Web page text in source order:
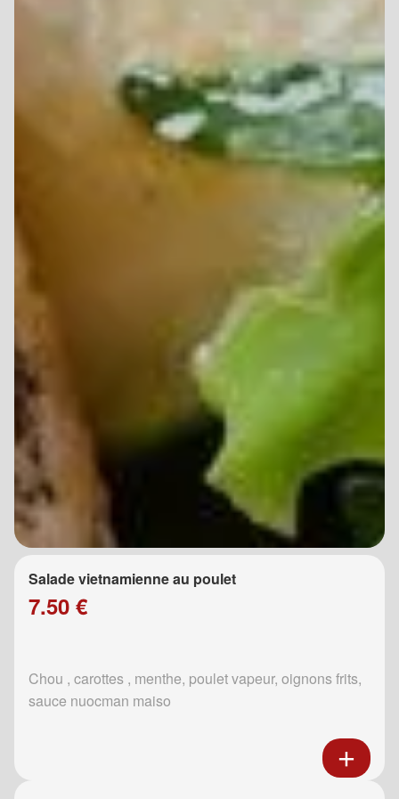
Salade vietnamienne au poulet
7.50 €
Chou , carottes , menthe, poulet vapeur, oignons frits,
sauce nuocman maiso